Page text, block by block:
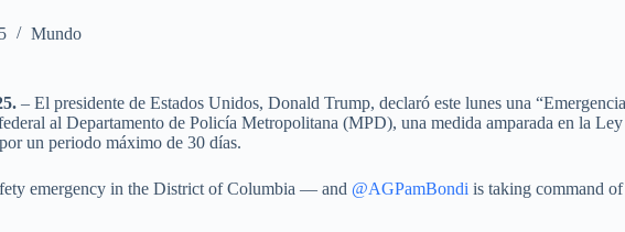
Mundo
– El presidente de Estados Unidos, Donald Trump, declaró este lunes una
al Departamento de Policía Metropolitana (MPD), una medida amparada en la
un periodo máximo de 30 días.
emergency in the District of Columbia — and @AGPamBondi is taking command